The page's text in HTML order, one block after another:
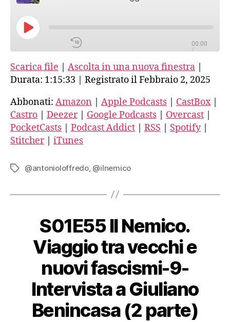
Stitcher
RSS FEED
Intervista
a
Loffredo
PLAY
EPISODE
1X
00:00
/
1:15:33
SUBSCRIBE
SHARE
Apple Podcasts
CastBox
Castro
Google Podcasts
Overcast
PocketCasts
SHARE
LINK
EMBED
Scarica file | Ascolta in una nuova finestra |
Durata: 1:15:33 | Registrato il Febbraio 2, 2025
Abbonati: Amazon | Apple Podcasts | CastBox|
Castro | Deezer| Google Podcasts | Overcast |
PocketCasts | Podcast Addict | RSS | Spotify|
Stitcher| iTunes
Tag @antonioloffredo, @ilnemico
S01E55 Il Nemico.
Viaggio tra vecchi e
nuovi fascismi-9-
Intervista a Giuliano
Benincasa (2 parte)